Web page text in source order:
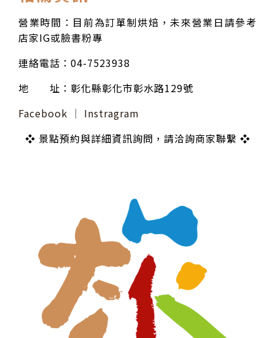
營業時間：目前為訂單制烘焙，未來營業日請參考
店家IG或臉書粉專
連絡電話：04-7523938
地 址：彰化縣彰化市彰水路129號
Facebook │ Instragram
❖ 景點預約與詳細資訊詢問，請洽詢商家聯繫 ❖